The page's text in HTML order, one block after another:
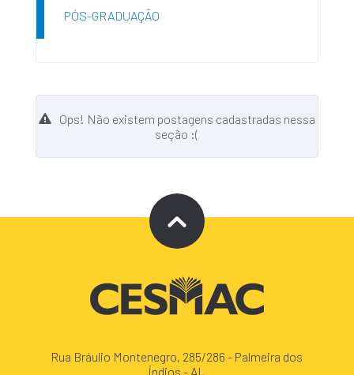
PÓS-GRADUAÇÃO
Ops! Não existem postagens cadastradas nessa
seção :(
Rua Bráulio Montenegro, 285/286 - Palmeira dos
Índios - AL